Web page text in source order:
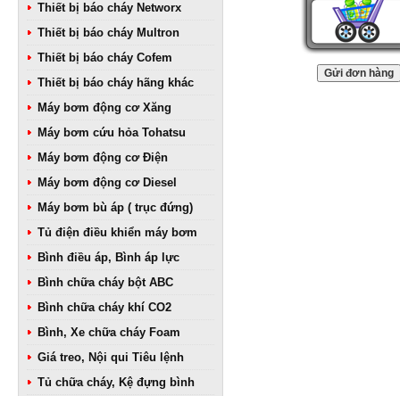
Thiết bị báo cháy Networx
Thiết bị báo cháy Multron
Thiết bị báo cháy Cofem
Thiết bị báo cháy hãng khác
Máy bơm động cơ Xăng
Máy bơm cứu hỏa Tohatsu
Máy bơm động cơ Điện
Máy bơm động cơ Diesel
Máy bơm bù áp ( trục đứng)
Tủ điện điều khiển máy bơm
Bình điều áp, Bình áp lực
Bình chữa cháy bột ABC
Bình chữa cháy khí CO2
Bình, Xe chữa cháy Foam
Giá treo, Nội qui Tiêu lệnh
Tủ chữa cháy, Kệ đựng bình